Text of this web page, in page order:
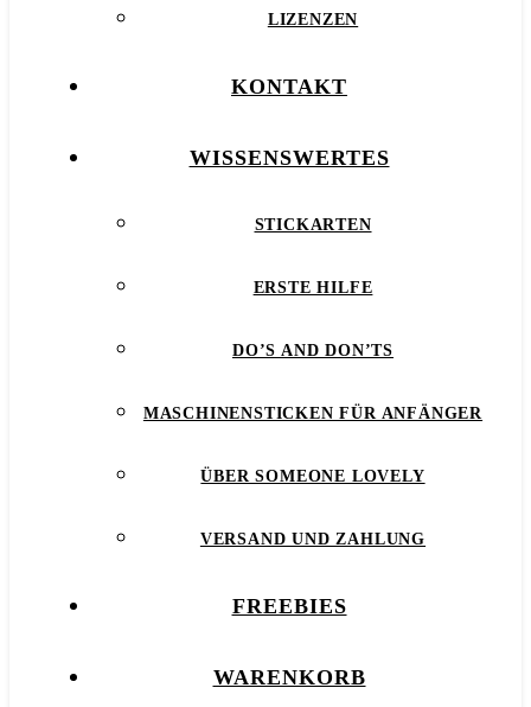
LIZENZEN
KONTAKT
WISSENSWERTES
STICKARTEN
ERSTE HILFE
DO’S AND DON’TS
MASCHINENSTICKEN FÜR ANFÄNGER
ÜBER SOMEONE LOVELY
VERSAND UND ZAHLUNG
FREEBIES
WARENKORB